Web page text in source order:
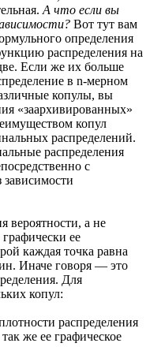
А что если вы
Вот тут вам
определения
распределения на
Если же их больше
в n-мерном
копулы, вы
«заархивированных»
копул
распределений.
распределения
с
вероятности, а не
ее
каждая точка равна
Иначе говоря — это
Для
копул:
распределения
же ее графическое